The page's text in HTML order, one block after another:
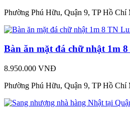
Phường Phú Hữu, Quận 9, TP Hồ Chí
Bàn ăn mặt đá chữ nhật 1m
8.950.000 VNĐ
Phường Phú Hữu, Quận 9, TP Hồ Chí